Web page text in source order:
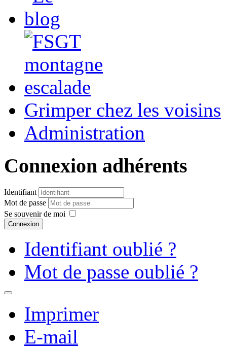
Grimper chez les voisins
Administration
Connexion adhérents
Identifiant
Mot de passe
Se souvenir de moi
Connexion
Identifiant oublié ?
Mot de passe oublié ?
Imprimer
E-mail